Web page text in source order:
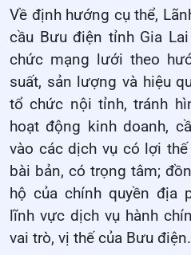
Về định hướng cụ thể,
cầu Bưu điện tỉnh Gia
chức mạng lưới theo
suất, sản lượng và hiệu
tổ chức nội tỉnh, tránh
hoạt động kinh doanh,
vào các dịch vụ có lợi
bài bản, có trọng tâm;
hộ của chính quyền địa
lĩnh vực dịch vụ hành
vai trò, vị thế của Bưu điện.